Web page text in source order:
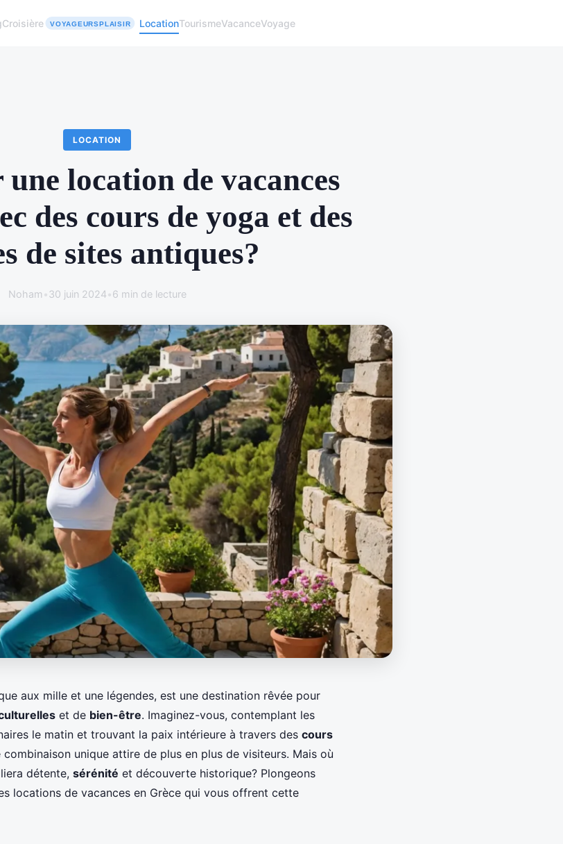
Croisière LocationTourismeVacanceVoyage
LOCATION
location de vacances
des cours de yoga et des
de sites antiques?
Noham 30 juin 2024 6 min de lecture
aux mille et une légendes, est une destination rêvée pour
et de bien-être. Imaginez-vous, contemplant les
le matin et trouvant la paix intérieure à travers des cours
unique attire de plus en plus de visiteurs. Mais où
détente, sérénité et découverte historique? Plongeons
locations de vacances en Grèce qui vous offrent cette